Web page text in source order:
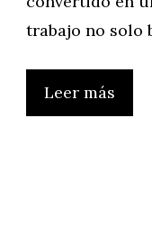
trabajo no solo
Leer más